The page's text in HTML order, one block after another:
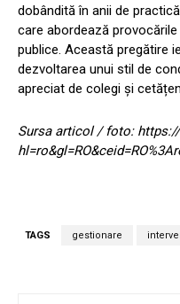
dobândită în anii de
care abordează
publice. Această pregătire
dezvoltarea unui stil de
apreciat de colegi și
Sursa articol / foto:
TAGS gestionare